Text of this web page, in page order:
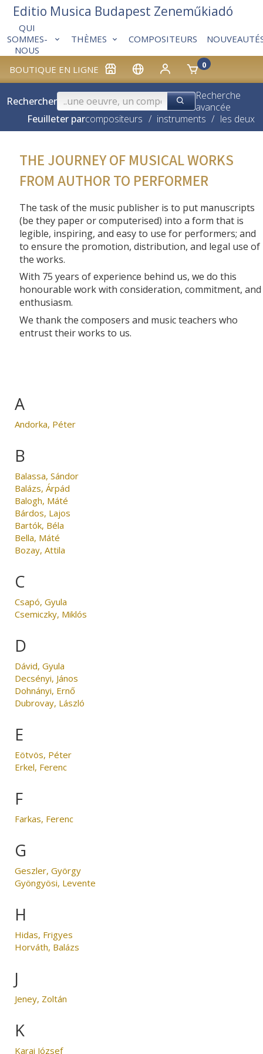
BOUTIQUE EN LIGNE 0
QUI
SOMMES-
NOUS
THÈMES COMPOSITEURS
Editio Musica Budapest Zeneműkiadó
Rechercher
Recherche
avancée
Feuilleter parcompositeurs / instruments / les deux
THE JOURNEY OF MUSICAL WORKS
FROM AUTHOR TO PERFORMER
The task of the music publisher is to put manuscripts
(be they paper or computerised) into a form that is
legible, inspiring, and easy to use for performers; and
to ensure the promotion, distribution, and legal use of
the works.
With 75 years of experience behind us, we do this
honourable work with consideration, commitment, and
enthusiasm.
We thank the composers and music teachers who
entrust their works to us.
A
Andorka, Péter
B
Balassa, Sándor
Balázs, Árpád
Balogh, Máté
Bárdos, Lajos
Bartók, Béla
Bella, Máté
Bozay, Attila
C
Csapó, Gyula
Csemiczky, Miklós
D
Dávid, Gyula
Decsényi, János
Dohnányi, Ernő
Dubrovay, László
E
Eötvös, Péter
Erkel, Ferenc
F
Farkas, Ferenc
G
Geszler, György
Gyöngyösi, Levente
H
Hidas, Frigyes
Horváth, Balázs
J
Jeney, Zoltán
K
Karai József